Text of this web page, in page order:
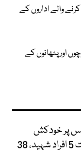
والے اداروں کے
اور پٹھانوں کے
پر خودکش
حملہ، 3 بچوں سمیت 5 افراد شہید، 38